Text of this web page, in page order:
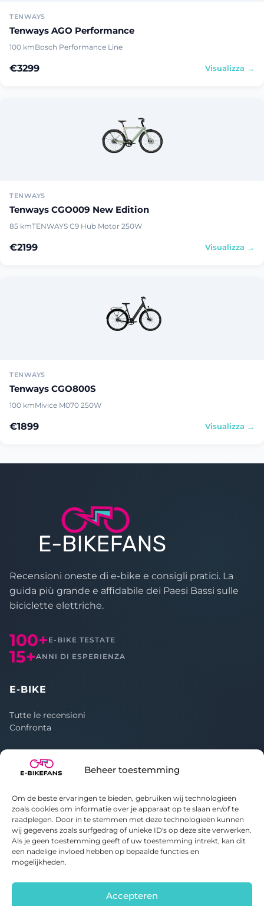
Beheer toestemming
Om de beste ervaringen te bieden, gebruiken wij technologieën
zoals cookies om informatie over je apparaat op te slaan en/of te
raadplegen. Door in te stemmen met deze technologieën kunnen
wij gegevens zoals surfgedrag of unieke ID's op deze site verwerken.
Als je geen toestemming geeft of uw toestemming intrekt, kan dit
een nadelige invloed hebben op bepaalde functies en
mogelijkheden.
Accepteren
TENWAYS
Tenways AGO Performance
100 kmBosch Performance Line
€3299 Visualizza →
TENWAYS
Tenways CGO009 New Edition
85 kmTENWAYS C9 Hub Motor 250W
€2199 Visualizza →
TENWAYS
Tenways CGO800S
100 kmMivice M070 250W
€1899 Visualizza →
Recensioni oneste di e-bike e consigli pratici. La
guida più grande e affidabile dei Paesi Bassi sulle
biciclette elettriche.
100+ E-BIKE TESTATE
15+ANNI DI ESPERIENZA
E-BIKE
Tutte le recensioni
Confronta
CHI SIAMO
Contatti
Informativa sulla privacy
Politica sui cookie
© 2020-2026 E-bikefans. Tutti i diritti riservati.
Parte diBright Idiots